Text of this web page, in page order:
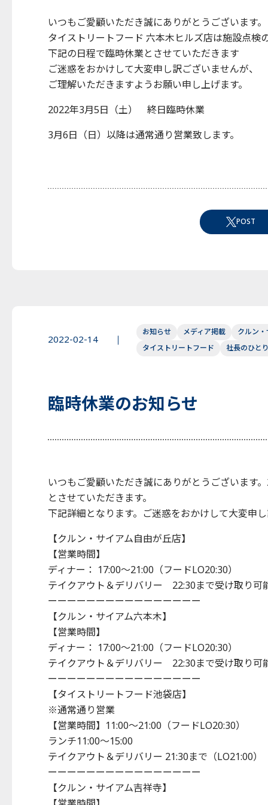
いつもご愛顧いただき誠にありがとうございます。
タイストリートフード 六本木ヒルズ店は施設点検
下記の日程で臨時休業とさせていただきます
ご迷惑をおかけして大変申し訳ございませんが、
ご理解いただきますようお願い申し上げます。
2022年3月5日（土） 終日臨時休業
3月6日（日）以降は通常通り営業致します。
POST
2022-02-14
お知らせ メディア掲載
クルン
タイストリートフード
社長のひと
臨時休業のお知らせ
いつもご愛顧いただき誠にありがとうございます
とさせていただきます。
下記詳細となります。ご迷惑をおかけして大変申
【クルン・サイアム自由が丘店】
【営業時間】
ディナー： 17:00～21:00（フードLO20:30）
テイクアウト＆デリバリー 22:30まで受け取り可
ーーーーーーーーーーーーーーーー
【クルン・サイアム六本木】
【営業時間】
ディナー： 17:00～21:00（フードLO20:30）
テイクアウト＆デリバリー 22:30まで受け取り可
ーーーーーーーーーーーーーーーー
【タイストリートフード池袋店】
※通常通り営業
【営業時間】11:00～21:00（フードLO20:30）
ランチ11:00～15:00
テイクアウト＆デリバリー 21:30まで（LO21:00）
ーーーーーーーーーーーーーーーー
【クルン・サイアム吉祥寺】